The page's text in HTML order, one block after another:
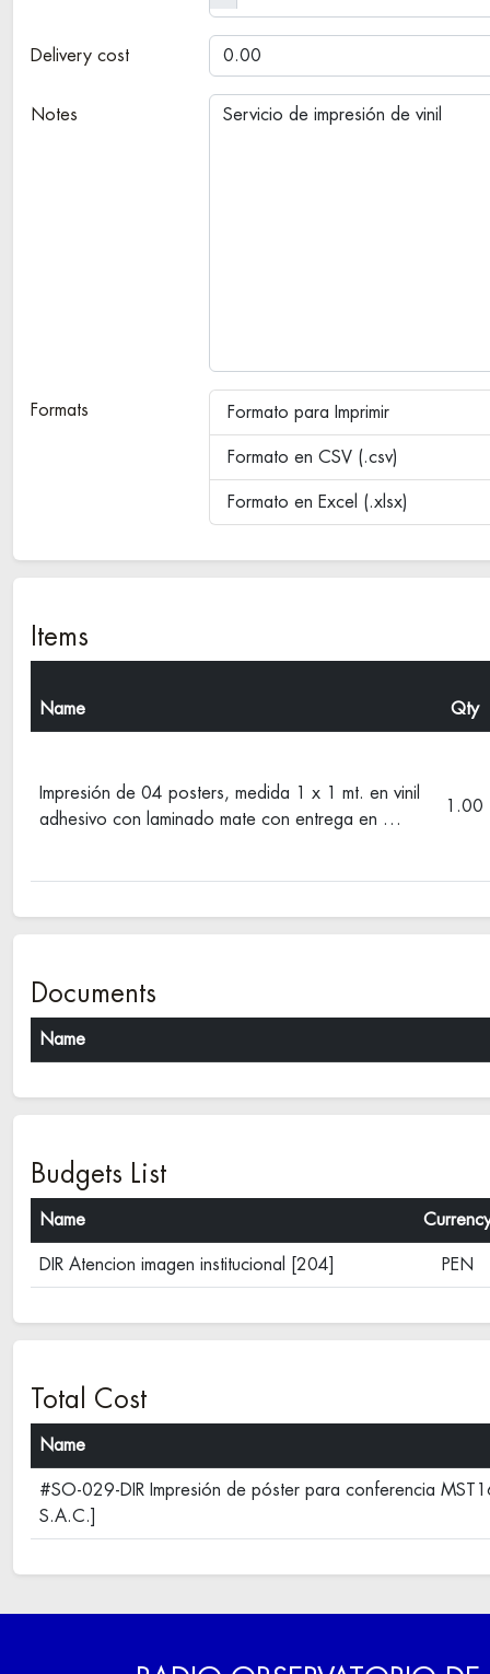
Delivery cost
Notes
Formats Formato para Imprimir
Formato en CSV (.csv)
Formato en Excel (.xlsx)
Items
Name Qty
Impresión de 04 posters, medida 1 x 1 mt. en vinil
adhesivo con laminado mate con entrega en …
1.00
Documents
Name
Budgets List
Name
DIR Atencion imagen institucional [204] PEN
Total Cost
Name
#SO-029-DIR Impresión de póster para conferencia
S.A.C.]